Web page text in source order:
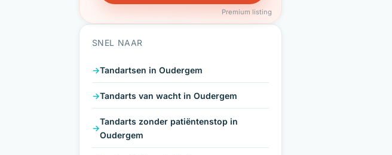
Premium listing
SNEL NAAR
Tandartsen in Oudergem
Tandarts van wacht in Oudergem
Tandarts zonder patiëntenstop in
Oudergem